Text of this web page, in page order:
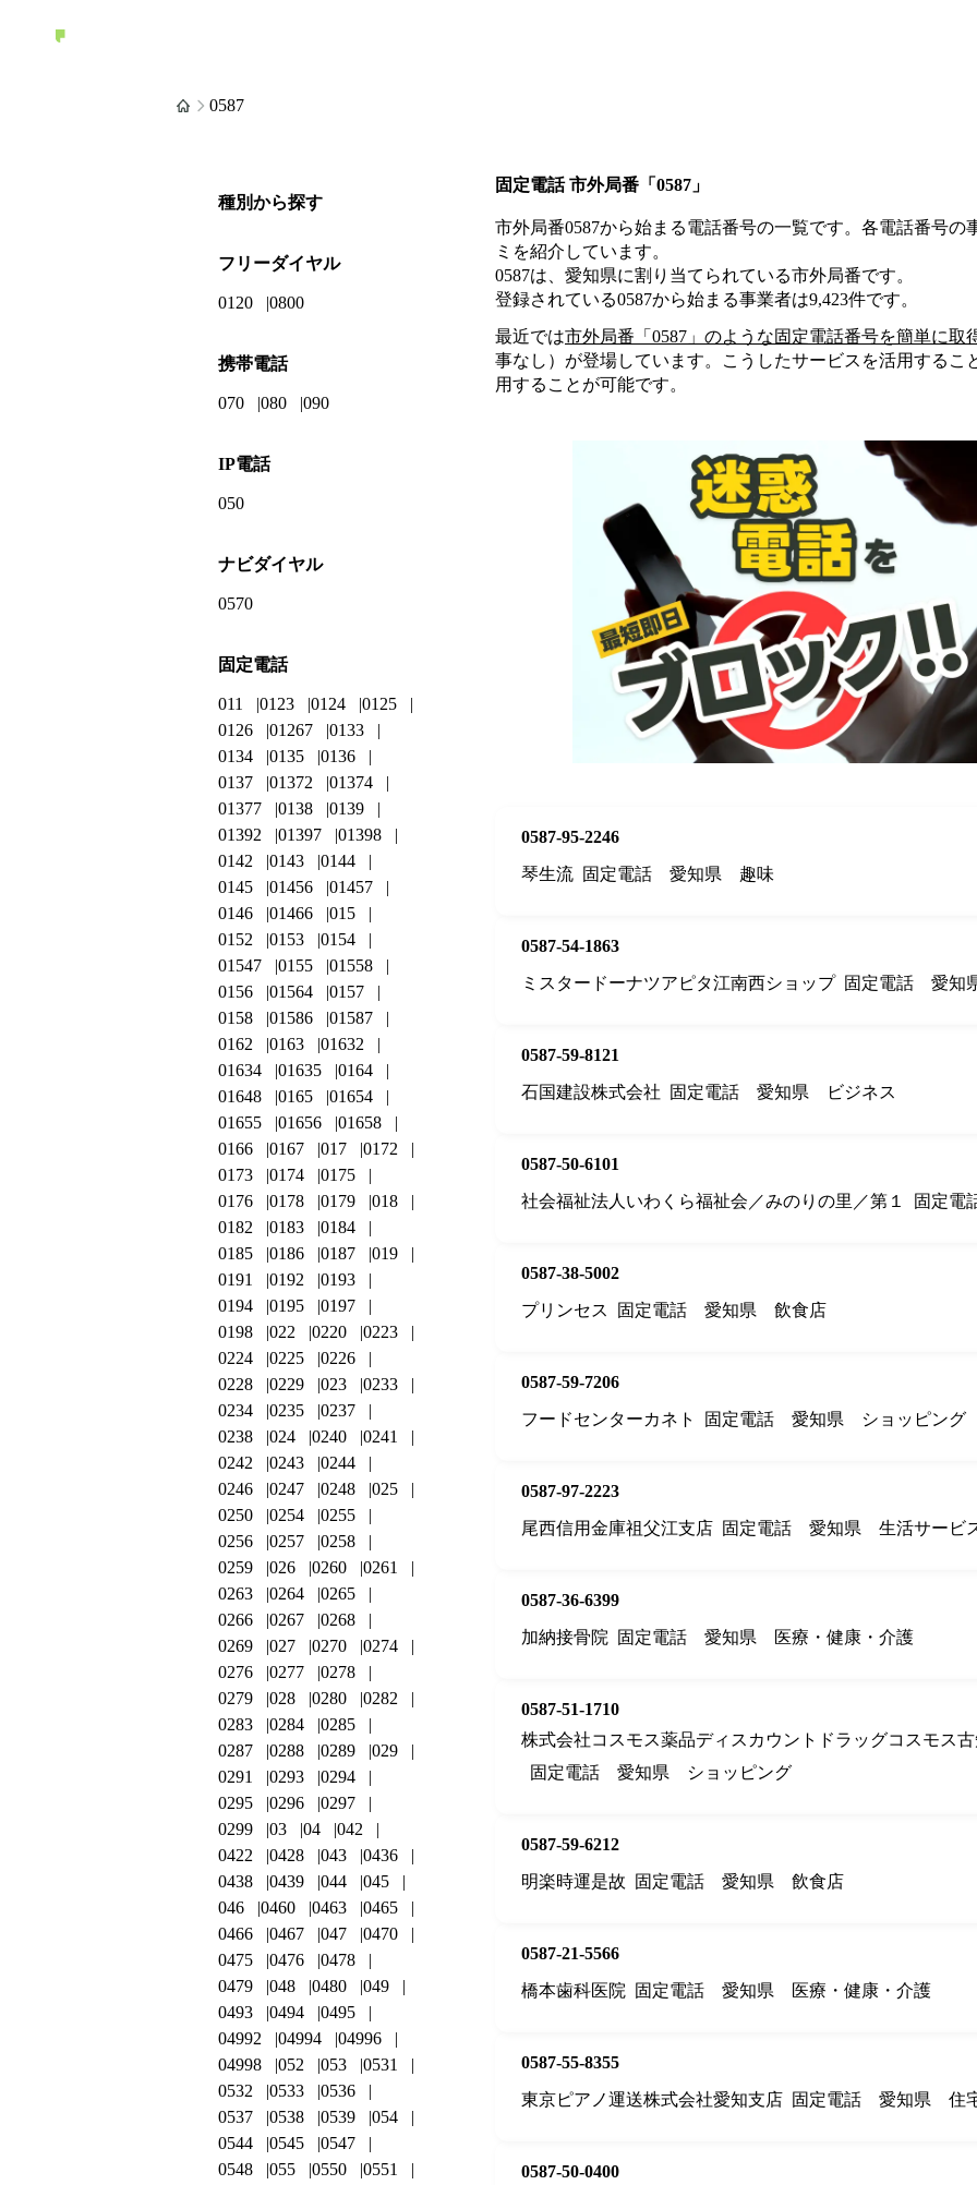
0587
固定電話 市外局番「0587」
市外局番0587から始まる電話番号の一覧です。各電話番号
ミを紹介しています。
0587は、愛知県に割り当てられている市外局番です。
登録されている0587から始まる事業者は9,423件です。
最近では市外局番「 0587 」のような固定電話番号を簡単に取
事なし）が登場しています。こうしたサービスを活用するこ
用することが可能です。
0587-95-2246
琴生流 固定電話 愛知県 趣味
0587-54-1863
ミスタードーナツアピタ江南西ショップ 固定電話 愛知
0587-59-8121
石国建設株式会社
固定電話 愛知県 ビジネス
0587-50-6101
社会福祉法人いわくら福祉会／みのりの里／第１
固定電
0587-38-5002
プリンセス
固定電話 愛知県 飲食店
0587-59-7206
フードセンターカネト
固定電話 愛知県 ショッピング
0587-97-2223
尾西信用金庫祖父江支店 固定電話 愛知県 生活サービ
0587-36-6399
加納接骨院
固定電話 愛知県 医療・健康・介護
0587-51-1710
株式会社コスモス薬品ディスカウントドラッグコスモス
固定電話
愛知県 ショッピング
0587-59-6212
明楽時運是故
固定電話 愛知県 飲食店
0587-21-5566
橋本歯科医院
固定電話 愛知県 医療・健康・介護
0587-55-8355
東京ピアノ運送株式会社愛知支店 固定電話 愛知県 住
0587-50-0400
種別から探す
フリーダイヤル
0120 0800
携帯電話
070 080 090
IP電話
050
ナビダイヤル
0570
固定電話
011 0123 0124
0125
0126
01267
0133
0134
0135
0136
0137
01372
01374
01377
0138
0139
01392
01397
01398
0142
0143
0144
0145
01456
01457
0146
01466
015
0152
0153
0154
01547
0155
01558
0156
01564
0157
0158
01586
01587
0162
0163
01632
01634
01635
0164
01648
0165
01654
01655
01656
01658
0166
0167 017
0172
0173
0174
0175
0176
0178 0179
018
0182
0183
0184
0185
0186 0187
019
0191
0192
0193
0194
0195
0197
0198
022 0220
0223
0224
0225
0226
0228
0229 023
0233
0234
0235
0237
0238
024 0240
0241
0242
0243
0244
0246
0247 0248
025
0250
0254
0255
0256
0257
0258
0259
026 0260
0261
0263
0264
0265
0266
0267
0268
0269
027 0270
0274
0276
0277
0278
0279
028 0280
0282
0283
0284
0285
0287
0288 0289
029
0291
0293
0294
0295
0296
0297
0299
03 04
042
0422
0428 043
0436
0438
0439 044
045
046
0460 0463
0465
0466
0467 047
0470
0475
0476
0478
0479
048 0480
049
0493
0494
0495
04992
04994
04996
04998
052 053
0531
0532
0533
0536
0537
0538 0539
054
0544
0545
0547
0548
055 0550
0551